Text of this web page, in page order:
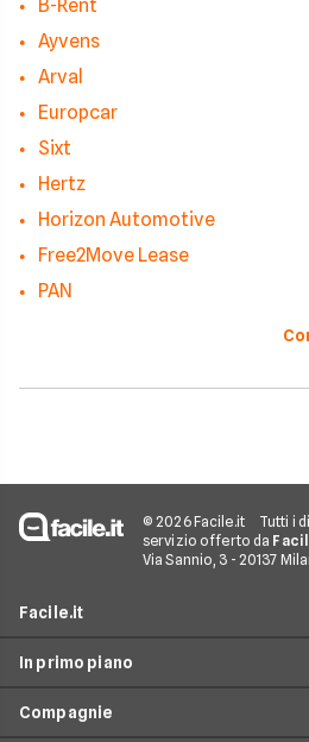
B-Rent
Ayvens
Arval
Europcar
Sixt
Hertz
Horizon Automotive
Free2Move Lease
PAN
© 2026 Facile.it Tutti i
servizio offerto da
Via Sannio, 3 - 20137
Facile.it
Assicurazioni
Prestiti
In primo piano
Noleggio lungo termine
Compagnie